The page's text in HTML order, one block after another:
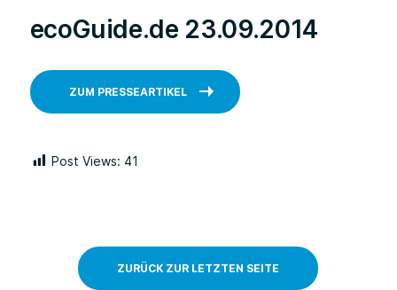
ecoGuide.de 23.09.2014
ZUM PRESSEARTIKEL
Post Views: 41
ZURÜCK ZUR LETZTEN SEITE